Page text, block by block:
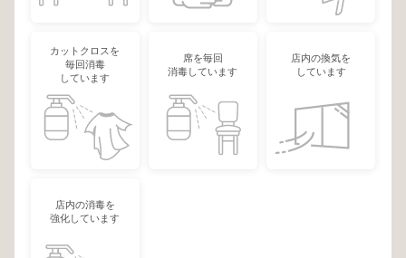
カットクロスを
毎回消毒
しています
席を毎回
消毒しています
店内の換気を
しています
店内の消毒を
強化しています